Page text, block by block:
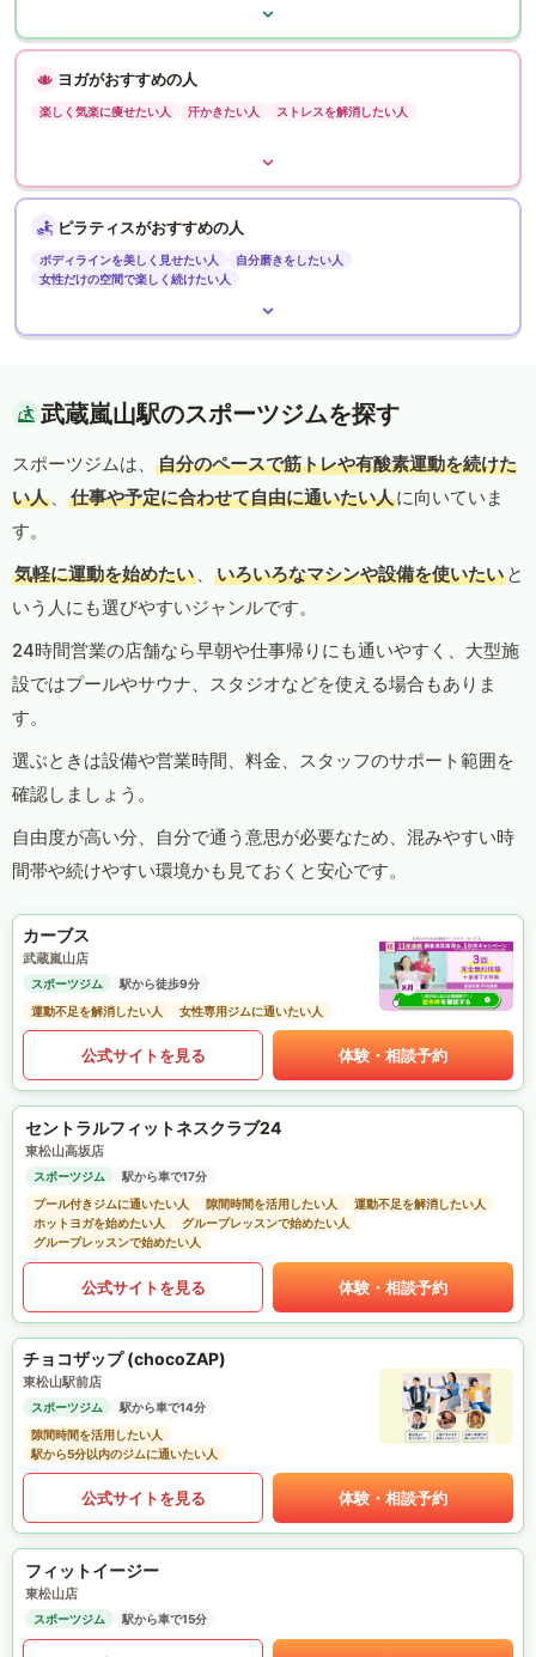
ヨガがおすすめの人
楽しく気楽に痩せたい人 汗かきたい人 ストレスを解消したい人
ピラティスがおすすめの人
ボディラインを美しく見せたい人
自分磨きをしたい人
女性だけの空間で楽しく続けたい人
武蔵嵐山駅のスポーツジムを探す
スポーツジムは、
自分のペースで筋トレや有酸素運動を続けた
い人 、 仕事や予定に合わせて自由に通いたい人に向いていま
す。
気軽に運動を始めたい 、 いろいろなマシンや設備を使いたい と
いう人にも選びやすいジャンルです。
24時間営業の店舗なら早朝や仕事帰りにも通いやすく、大型施
設ではプールやサウナ、スタジオなどを使える場合もありま
す。
選ぶときは設備や営業時間、料金、スタッフのサポート範囲を
確認しましょう。
自由度が高い分、自分で通う意思が必要なため、混みやすい時
間帯や続けやすい環境かも見ておくと安心です。
カーブス
武蔵嵐山店
スポーツジム
駅から徒歩9分
運動不足を解消したい人
女性専用ジムに通いたい人
公式サイトを見る 体験・相談予約
セントラルフィットネスクラブ24
東松山高坂店
スポーツジム
駅から車で17分
プール付きジムに通いたい人
隙間時間を活用したい人
運動不足を解消したい人
ホットヨガを始めたい人
グループレッスンで始めたい人
グループレッスンで始めたい人
公式サイトを見る 体験・相談予約
チョコザップ (chocoZAP)
東松山駅前店
スポーツジム
駅から車で14分
隙間時間を活用したい人
駅から5分以内のジムに通いたい人
公式サイトを見る 体験・相談予約
フィットイージー
東松山店
スポーツジム 駅から車で15分